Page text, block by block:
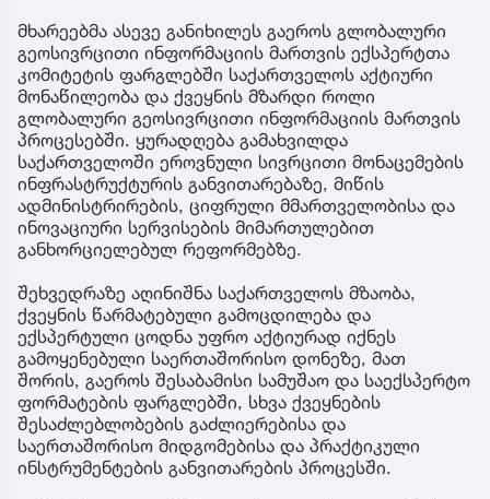
მხარეებმა ასევე განიხილეს გაეროს გლობალური
გეოსივრცითი ინფორმაციის მართვის ექსპერტთა
კომიტეტის ფარგლებში საქართველოს აქტიური
მონაწილეობა და ქვეყნის მზარდი როლი
გლობალური გეოსივრცითი ინფორმაციის მართვის
პროცესებში. ყურადღება გამახვილდა
საქართველოში ეროვნული სივრცითი მონაცემების
ინფრასტრუქტურის განვითარებაზე, მიწის
ადმინისტრირების, ციფრული მმართველობისა და
ინოვაციური სერვისების მიმართულებით
განხორციელებულ რეფორმებზე.
შეხვედრაზე აღინიშნა საქართველოს მზაობა,
ქვეყნის წარმატებული გამოცდილება და
ექსპერტული ცოდნა უფრო აქტიურად იქნეს
გამოყენებული საერთაშორისო დონეზე, მათ
შორის, გაეროს შესაბამისი სამუშაო და საექსპერტო
ფორმატების ფარგლებში, სხვა ქვეყნების
შესაძლებლობების გაძლიერებისა და
საერთაშორისო მიდგომებისა და პრაქტიკული
ინსტრუმენტების განვითარების პროცესში.